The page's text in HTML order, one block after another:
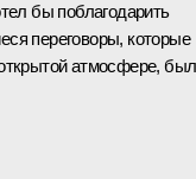
бы поблагодарить
переговоры, которые
атмосфере,